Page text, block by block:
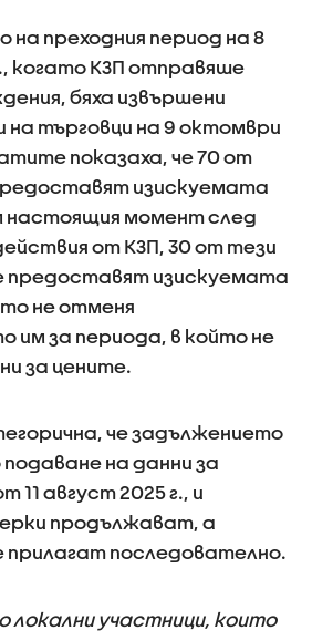
на преходния период на 8
когато КЗП отправяше
бяха извършени
на търговци на 9 октомври
показаха, че 70 от
изискуемата
настоящия момент след
от КЗП, 30 от тези
предоставят изискуемата
не отменя
им за периода, в който не
за цените.
че задължението
на данни за
11 август 2025 г., и
продължават, а
прилагат последователно.
локални участници, които